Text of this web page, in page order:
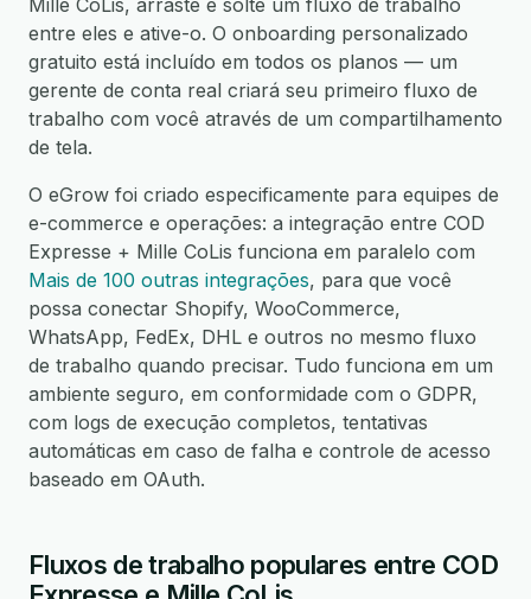
Mille CoLis, arraste e solte um fluxo de trabalho
entre eles e ative-o. O onboarding personalizado
gratuito está incluído em todos os planos — um
gerente de conta real criará seu primeiro fluxo de
trabalho com você através de um compartilhamento
de tela.
O eGrow foi criado especificamente para equipes de
e-commerce e operações: a integração entre COD
Expresse + Mille CoLis funciona em paralelo com
Mais de 100 outras integrações, para que você
possa conectar Shopify, WooCommerce,
WhatsApp, FedEx, DHL e outros no mesmo fluxo
de trabalho quando precisar. Tudo funciona em um
ambiente seguro, em conformidade com o GDPR,
com logs de execução completos, tentativas
automáticas em caso de falha e controle de acesso
baseado em OAuth.
Fluxos de trabalho populares entre COD